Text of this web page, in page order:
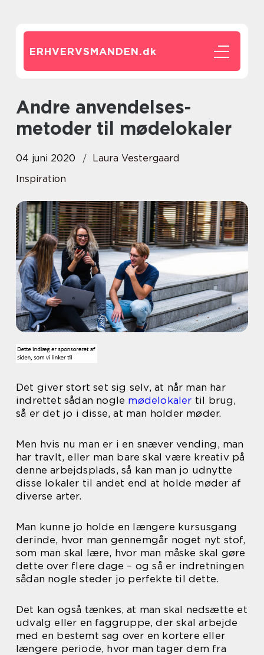
ERHVERVSMANDEN.dk
Andre anvendelses-
metoder til mødelokaler
04 juni 2020
Laura Vestergaard
Inspiration
Det giver stort set sig selv, at når man har
indrettet sådan nogle mødelokaler til brug,
så er det jo i disse, at man holder møder.
Men hvis nu man er i en snæver vending, man
har travlt, eller man bare skal være kreativ på
denne arbejdsplads, så kan man jo udnytte
disse lokaler til andet end at holde møder af
diverse arter.
Man kunne jo holde en længere kursusgang
derinde, hvor man gennemgår noget nyt stof,
som man skal lære, hvor man måske skal gøre
dette over flere dage – og så er indretningen
sådan nogle steder jo perfekte til dette.
Det kan også tænkes, at man skal nedsætte et
udvalg eller en faggruppe, der skal arbejde
med en bestemt sag over en kortere eller
længere periode, hvor man tager dem fra